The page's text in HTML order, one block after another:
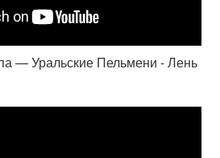
— Уральские Пельмени - Лень